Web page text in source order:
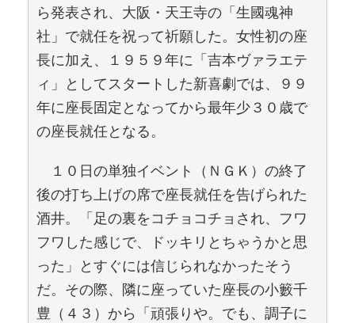
ら発表され、大阪・天王寺の「生國魂神
社」で就任を祝って祈願した。女性初の座
長に加え、１９５９年に「吉本ヴァラエテ
ィ」としてスタートした新喜劇では、９９
年に座長固定となってから最年少３０歳で
の座長就任となる。
１０日の単独イベント（ＮＧＫ）の終了
後の打ち上げの席で座長就任を告げられた
酒井。「足の裏をコチョコチョされ、フワ
フワした感じで、ドッキリとちゃうかと思
った」とすぐには信じられなかったそう
だ。その際、隣に座っていた座長の小籔千
豊（４３）から「頑張りや。でも、調子に